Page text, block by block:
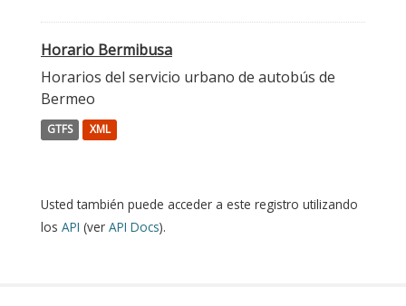
Horario Bermibusa
Horarios del servicio urbano de autobús de
Bermeo
GTFS XML
Usted también puede acceder a este registro utilizando
los API (ver API Docs).